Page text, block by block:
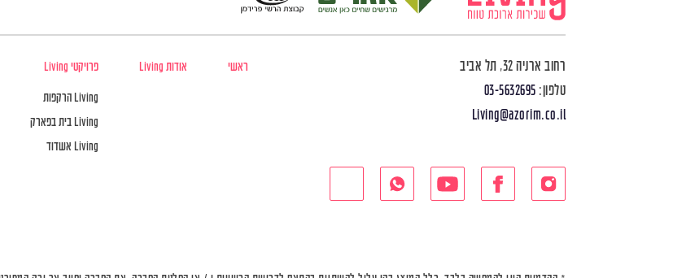
רחוב ארניה 32, תל אביב
טלפון: 03-5632695
Living@azorim.co.il
ראשי אודות Living פרויקטי Living
Living הרקפות
Living בית בפארק
Living אשדוד